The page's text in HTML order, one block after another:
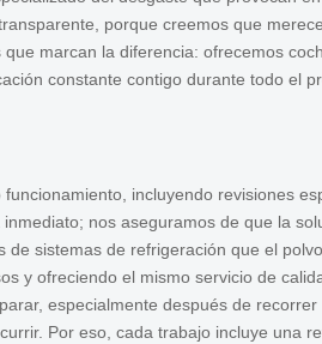
porque creemos que
marcan la diferencia: ofrecemos
constante contigo durante todo el
incluyendo revisiones
nos aseguramos de que la
sistemas de refrigeración que el
y ofreciendo el mismo servicio de
especialmente después de recorrer
Por eso, cada trabajo incluye una